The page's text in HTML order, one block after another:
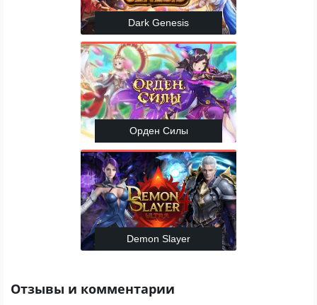
Dark Genesis
Орден Силы
Demon Slayer
Отзывы и комментарии